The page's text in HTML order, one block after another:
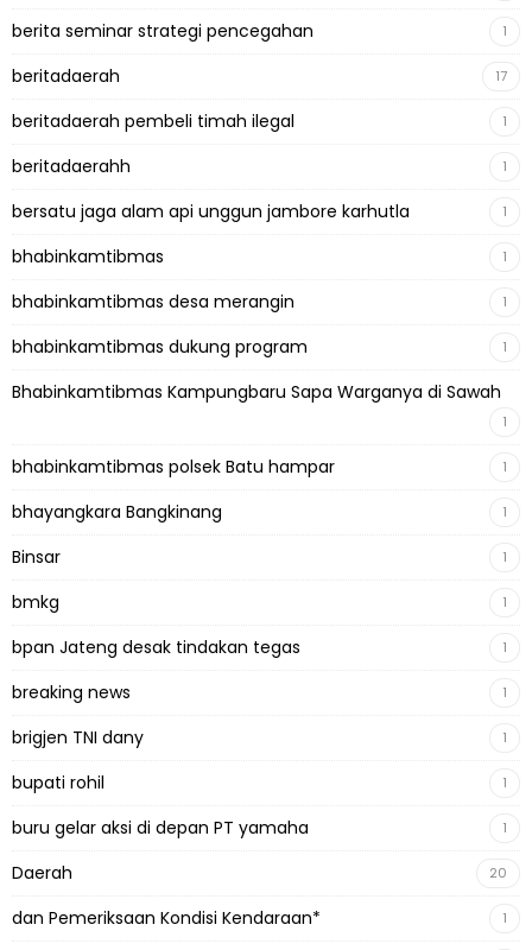
berita seminar strategi pencegahan 1
beritadaerah 17
beritadaerah pembeli timah ilegal 1
beritadaerahh 1
bersatu jaga alam api unggun jambore karhutla 1
bhabinkamtibmas 1
bhabinkamtibmas desa merangin 1
bhabinkamtibmas dukung program 1
Bhabinkamtibmas Kampungbaru Sapa Warganya di Sawah
1
bhabinkamtibmas polsek Batu hampar 1
bhayangkara Bangkinang 1
Binsar 1
bmkg 1
bpan Jateng desak tindakan tegas 1
breaking news 1
brigjen TNI dany 1
bupati rohil 1
buru gelar aksi di depan PT yamaha 1
Daerah 20
dan Pemeriksaan Kondisi Kendaraan* 1